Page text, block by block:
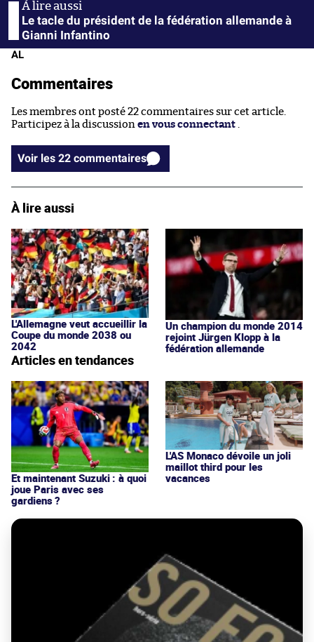
Le tacle du président de la fédération allemande à
Gianni Infantino
AL
Commentaires
Les membres ont posté 22 commentaires sur cet article.
Participez à la discussion en vous connectant .
Voir les 22 commentaires
À lire aussi
L'Allemagne veut accueillir la
Coupe du monde 2038 ou
2042
Un champion du monde 2014
rejoint Jürgen Klopp à la
fédération allemande
Articles en tendances
Et maintenant Suzuki : à quoi
joue Paris avec ses
gardiens ?
L'AS Monaco dévoile un joli
maillot third pour les
vacances